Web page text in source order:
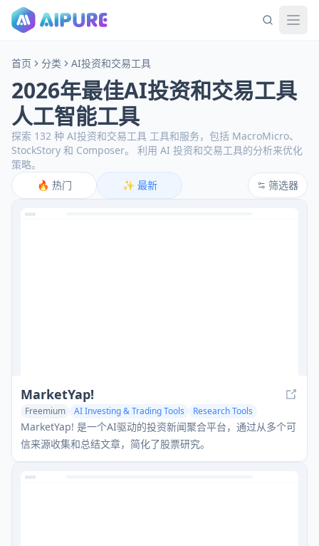
首页 分类 AI投资和交易工具
2026年最佳AI投资和交易工具
人工智能工具
探索 132 种 AI投资和交易工具 工具和服务，包括 MacroMicro、
StockStory 和 Composer。
利用 AI 投资和交易工具的分析来优化
策略。
🔥 热门 ✨ 最新 筛选器
MarketYap!
Freemium AI Investing & Trading Tools Research Tools
MarketYap! 是一个AI驱动的投资新闻聚合平台，通过从多个可
信来源收集和总结文章，简化了股票研究。